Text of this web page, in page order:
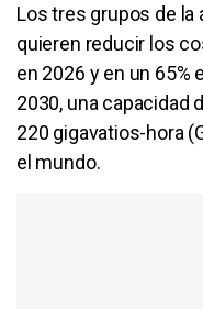
Los tres grupos de la
quieren reducir los
en 2026 y en un 65%
2030, una capacidad
220 gigavatios-hora
el mundo.